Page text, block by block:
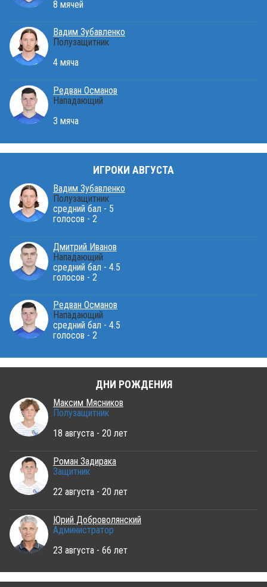
8 мячей
Вадим Зубавленко
Полузащитник
4 мяча
Редван Османов
Нападающий
3 мяча
ИГРОКИ АВГУСТА
Вадим Зубавленко
Полузащитник
средний бал - 5
голосов - 2
Дмитрий Иванов
Нападающий
средний бал - 4.5
голосов - 2
Редван Османов
Нападающий
средний бал - 4.5
голосов - 2
ДНИ РОЖДЕНИЯ
Максим Мясников
Полузащитник
18 августа - 20 лет
Роман Задирака
Защитник
22 августа - 20 лет
Юрий Доброволянский
Администратор
23 августа - 66 лет